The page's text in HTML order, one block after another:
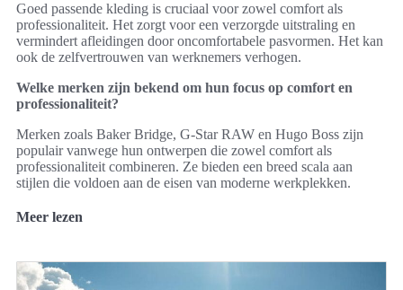
Goed passende kleding is cruciaal voor zowel comfort als
professionaliteit. Het zorgt voor een verzorgde uitstraling en
vermindert afleidingen door oncomfortabele pasvormen. Het kan
ook de zelfvertrouwen van werknemers verhogen.
Welke merken zijn bekend om hun focus op comfort en
professionaliteit?
Merken zoals Baker Bridge, G-Star RAW en Hugo Boss zijn
populair vanwege hun ontwerpen die zowel comfort als
professionaliteit combineren. Ze bieden een breed scala aan
stijlen die voldoen aan de eisen van moderne werkplekken.
Meer lezen